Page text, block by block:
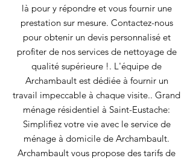
là pour y répondre et vous fournir une
prestation sur mesure. Contactez-nous
pour obtenir un devis personnalisé et
profiter de nos services de nettoyage de
qualité supérieure !. L'équipe de
Archambault est dédiée à fournir un
travail impeccable à chaque visite.. Grand
ménage résidentiel à Saint-Eustache:
Simplifiez votre vie avec le service de
ménage à domicile de Archambault.
Archambault vous propose des tarifs de